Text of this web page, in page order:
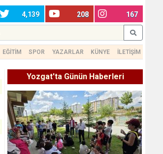
4,139 208 167
EĞİTİM SPOR YAZARLAR KÜNYE İLETİŞİM
Yozgat'ta Günün Haberleri